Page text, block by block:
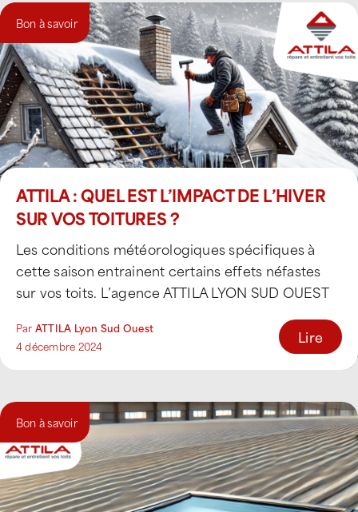
Bon à savoir
ATTILA : QUEL EST L’IMPACT DE L’HIVER
SUR VOS TOITURES ?
Les conditions météorologiques spécifiques à
cette saison entrainent certains effets néfastes
sur vos toits. L’agence ATTILA LYON SUD OUEST
Par ATTILA Lyon Sud Ouest
4 décembre 2024
Lire
Bon à savoir